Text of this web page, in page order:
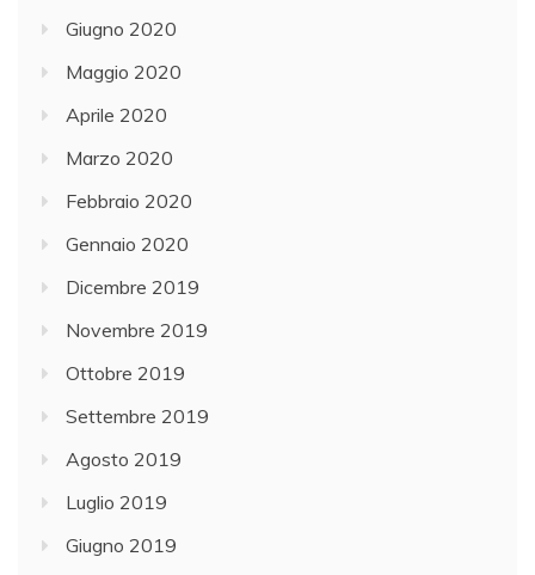
Giugno 2020
Maggio 2020
Aprile 2020
Marzo 2020
Febbraio 2020
Gennaio 2020
Dicembre 2019
Novembre 2019
Ottobre 2019
Settembre 2019
Agosto 2019
Luglio 2019
Giugno 2019